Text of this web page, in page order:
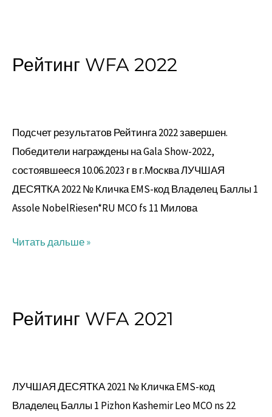
Рейтинг WFA 2022
Подсчет результатов Рейтинга 2022 завершен.
Победители награждены на Gala Show-2022,
состоявшееся 10.06.2023 г в г.Москва ЛУЧШАЯ
ДЕСЯТКА 2022 № Кличка EMS-код Владелец Баллы 1
Assole NobelRiesen*RU MCO fs 11 Милова
Рейтинг
Читать дальше »
Рейтинг WFA 2021
ЛУЧШАЯ ДЕСЯТКА 2021 № Кличка EMS-код
Владелец Баллы 1 Pizhon Kashemir Leo MCO ns 22
Рейтинг